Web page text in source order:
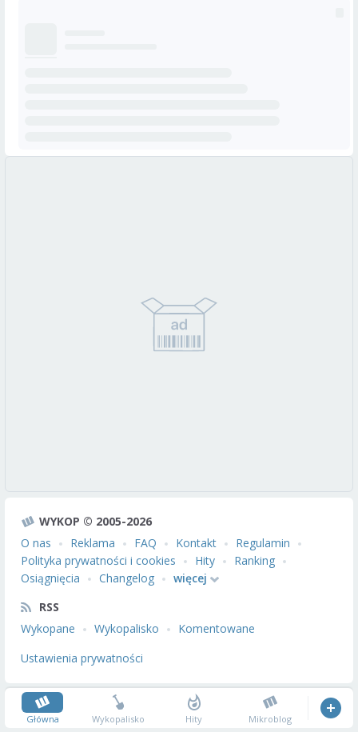
WYKOP © 2005-2026
O nas
Reklama FAQ Kontakt
Regulamin
Polityka prywatności i cookies
Hity
Ranking
Osiągnięcia
Changelog
więcej
RSS
Wykopane
Wykopalisko
Komentowane
Ustawienia prywatności
Główna Wykopalisko Hity Mikroblog